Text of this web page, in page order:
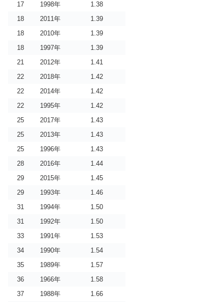
17
1998年
1.38
18
2011年
1.39
18
2010年
1.39
18
1997年
1.39
21
2012年
1.41
22
2018年
1.42
22
2014年
1.42
22
1995年
1.42
25
2017年
1.43
25
2013年
1.43
25
1996年
1.43
28
2016年
1.44
29
2015年
1.45
29
1993年
1.46
31
1994年
1.50
31
1992年
1.50
33
1991年
1.53
34
1990年
1.54
35
1989年
1.57
36
1966年
1.58
37
1988年
1.66